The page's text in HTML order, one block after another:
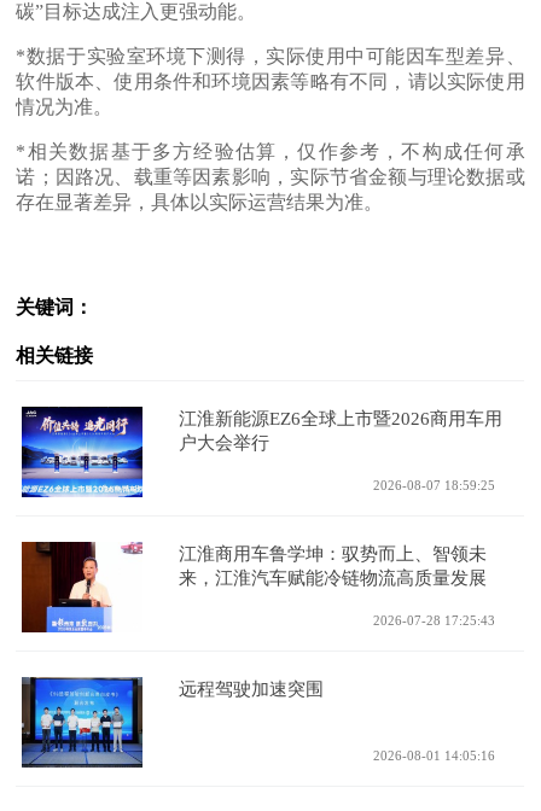
碳”目标达成注入更强动能。
*数据于实验室环境下测得，实际使用中可能因车型差异、
软件版本、使用条件和环境因素等略有不同，请以实际使用
情况为准。
*相关数据基于多方经验估算，仅作参考，不构成任何承
诺；因路况、载重等因素影响，实际节省金额与理论数据或
存在显著差异，具体以实际运营结果为准。
关键词：
相关链接
江淮新能源EZ6全球上市暨2026商用车用
户大会举行
2026-08-07 18:59:25
江淮商用车鲁学坤：驭势而上、智领未
来，江淮汽车赋能冷链物流高质量发展
2026-07-28 17:25:43
远程驾驶加速突围
2026-08-01 14:05:16